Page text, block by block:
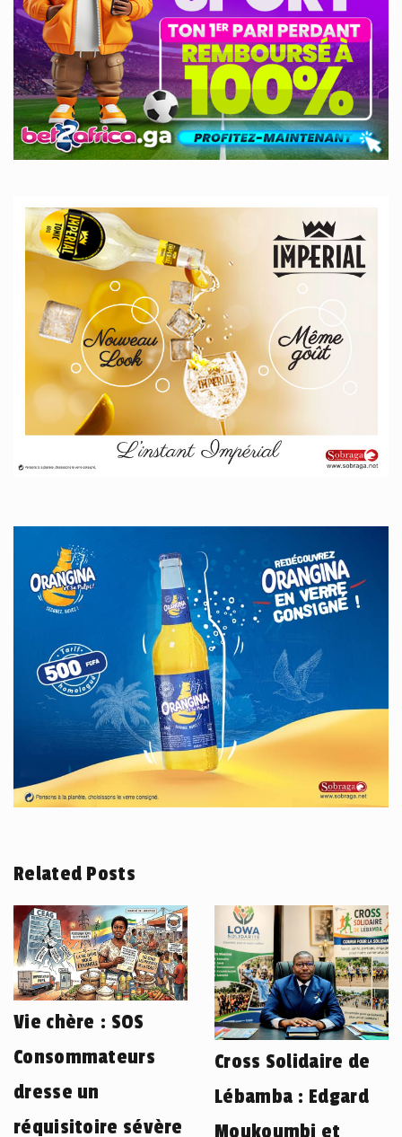
Related Posts
Vie chère : SOS
Consommateurs
dresse un
réquisitoire sévère
Cross Solidaire de
Lébamba : Edgard
Moukoumbi et